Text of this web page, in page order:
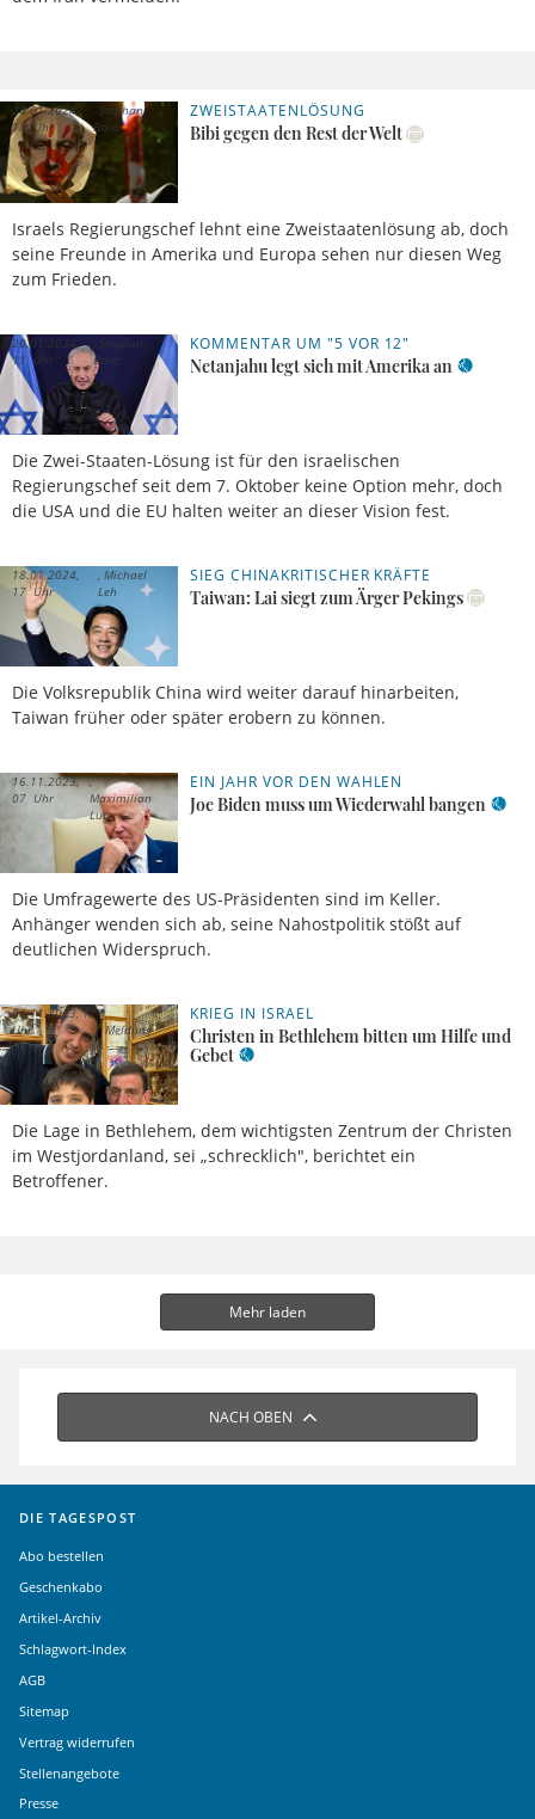
ZWEISTAATENLÖSUNG
Bibi gegen den Rest der Welt
Israels Regierungschef lehnt eine Zweistaatenlösung ab, doch
seine Freunde in Amerika und Europa sehen nur diesen Weg
zum Frieden.
24.01.2024,
18 Uhr
Stephan
Baier
KOMMENTAR UM "5 VOR 12"
Netanjahu legt sich mit Amerika an
Die Zwei-Staaten-Lösung ist für den israelischen
Regierungschef seit dem 7. Oktober keine Option mehr, doch
die USA und die EU halten weiter an dieser Vision fest.
20.01.2024,
11 Uhr
Baier
SIEG CHINAKRITISCHER KRÄFTE
Taiwan: Lai siegt zum Ärger Pekings
Die Volksrepublik China wird weiter darauf hinarbeiten,
Taiwan früher oder später erobern zu können.
18.01.2024,
17 Uhr
Michael
Leh
EIN JAHR VOR DEN WAHLEN
Joe Biden muss um Wiederwahl bangen
Die Umfragewerte des US-Präsidenten sind im Keller.
Anhänger wenden sich ab, seine Nahostpolitik stößt auf
deutlichen Widerspruch.
16.11.2023,
07 Uhr
Maximilian
Lutz
KRIEG IN ISRAEL
Christen in Bethlehem bitten um Hilfe und
Gebet
Die Lage in Bethlehem, dem wichtigsten Zentrum der Christen
im Westjordanland, sei „schrecklich", berichtet ein
Betroffener.
06.11.2023, 11
Uhr
Meldung
Mehr laden
NACH OBEN
DIE TAGESPOST
Abo bestellen
Geschenkabo
Artikel-Archiv
Schlagwort-Index
AGB
Sitemap
Vertrag widerrufen
Stellenangebote
Presse